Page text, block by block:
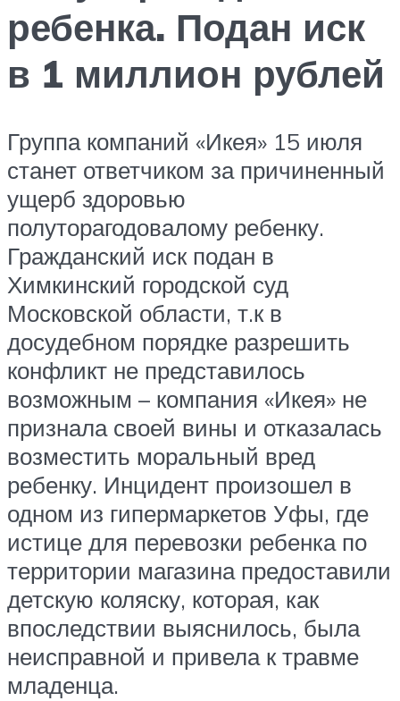
ребенка. Подан иск
в 1 миллион рублей
Группа компаний «Икея» 15 июля
станет ответчиком за причиненный
ущерб здоровью
полуторагодовалому ребенку.
Гражданский иск подан в
Химкинский городской суд
Московской области, т.к в
досудебном порядке разрешить
конфликт не представилось
возможным – компания «Икея» не
признала своей вины и отказалась
возместить моральный вред
ребенку. Инцидент произошел в
одном из гипермаркетов Уфы, где
истице для перевозки ребенка по
территории магазина предоставили
детскую коляску, которая, как
впоследствии выяснилось, была
неисправной и привела к травме
младенца.